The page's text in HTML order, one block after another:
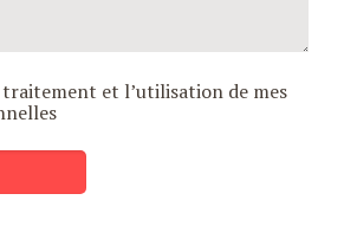
traitement et l’utilisation de mes